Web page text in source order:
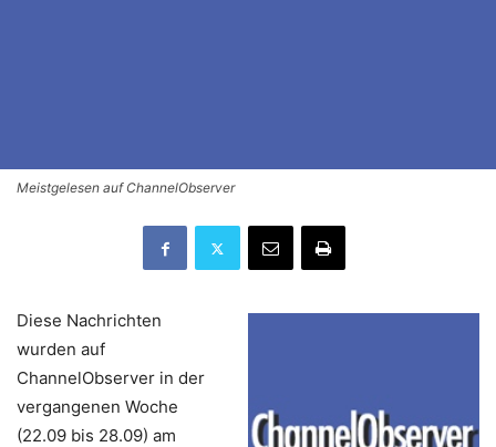
Meistgelesen auf ChannelObserver
Diese Nachrichten
wurden auf
ChannelObserver in der
vergangenen Woche
(22.09 bis 28.09) am